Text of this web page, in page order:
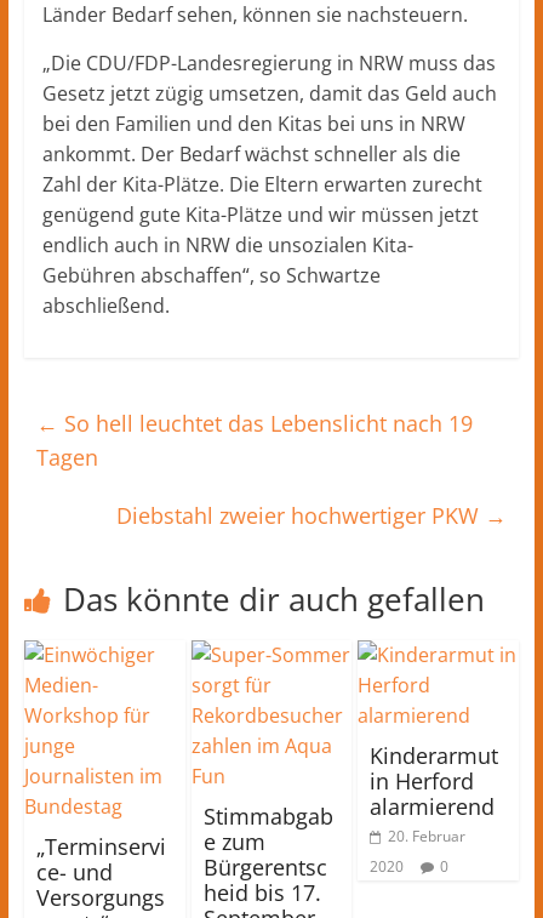
Länder Bedarf sehen, können sie nachsteuern.
„Die CDU/FDP-Landesregierung in NRW muss das
Gesetz jetzt zügig umsetzen, damit das Geld auch
bei den Familien und den Kitas bei uns in NRW
ankommt. Der Bedarf wächst schneller als die
Zahl der Kita-Plätze. Die Eltern erwarten zurecht
genügend gute Kita-Plätze und wir müssen jetzt
endlich auch in NRW die unsozialen Kita-
Gebühren abschaffen“, so Schwartze
abschließend.
← So hell leuchtet das Lebenslicht nach 19
Tagen
Diebstahl zweier hochwertiger PKW →
Das könnte dir auch gefallen
„Terminservi
ce- und
Versorgungs
Stimmabgab
e zum
Bürgerentsc
heid bis 17.
Kinderarmut
in Herford
alarmierend
20. Februar
2020
0